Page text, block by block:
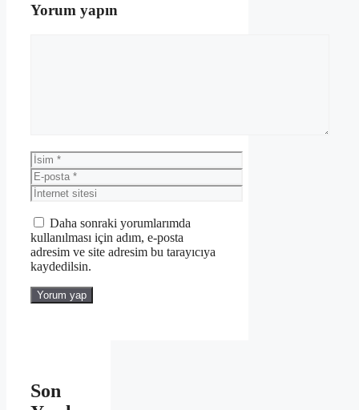
Yorum yapın
İsim
E-
posta
İnternet
sitesi
Daha sonraki yorumlarımda
kullanılması için adım, e-posta
adresim ve site adresim bu tarayıcıya
kaydedilsin.
Son